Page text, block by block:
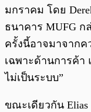
มกราคม โดย
ธนาคาร MUFG ก
ครั้งนี้อาจมาจาก
เฉพาะด้านการค้
ไม่เป็นระบบ”
ขณะเดียวกัน